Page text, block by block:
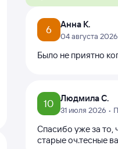
6 Анна К.
04 августа
Было не приятно
10 Людмила С.
31 июля 2026 •
Спасибо уже за то,
старые оч.тесные